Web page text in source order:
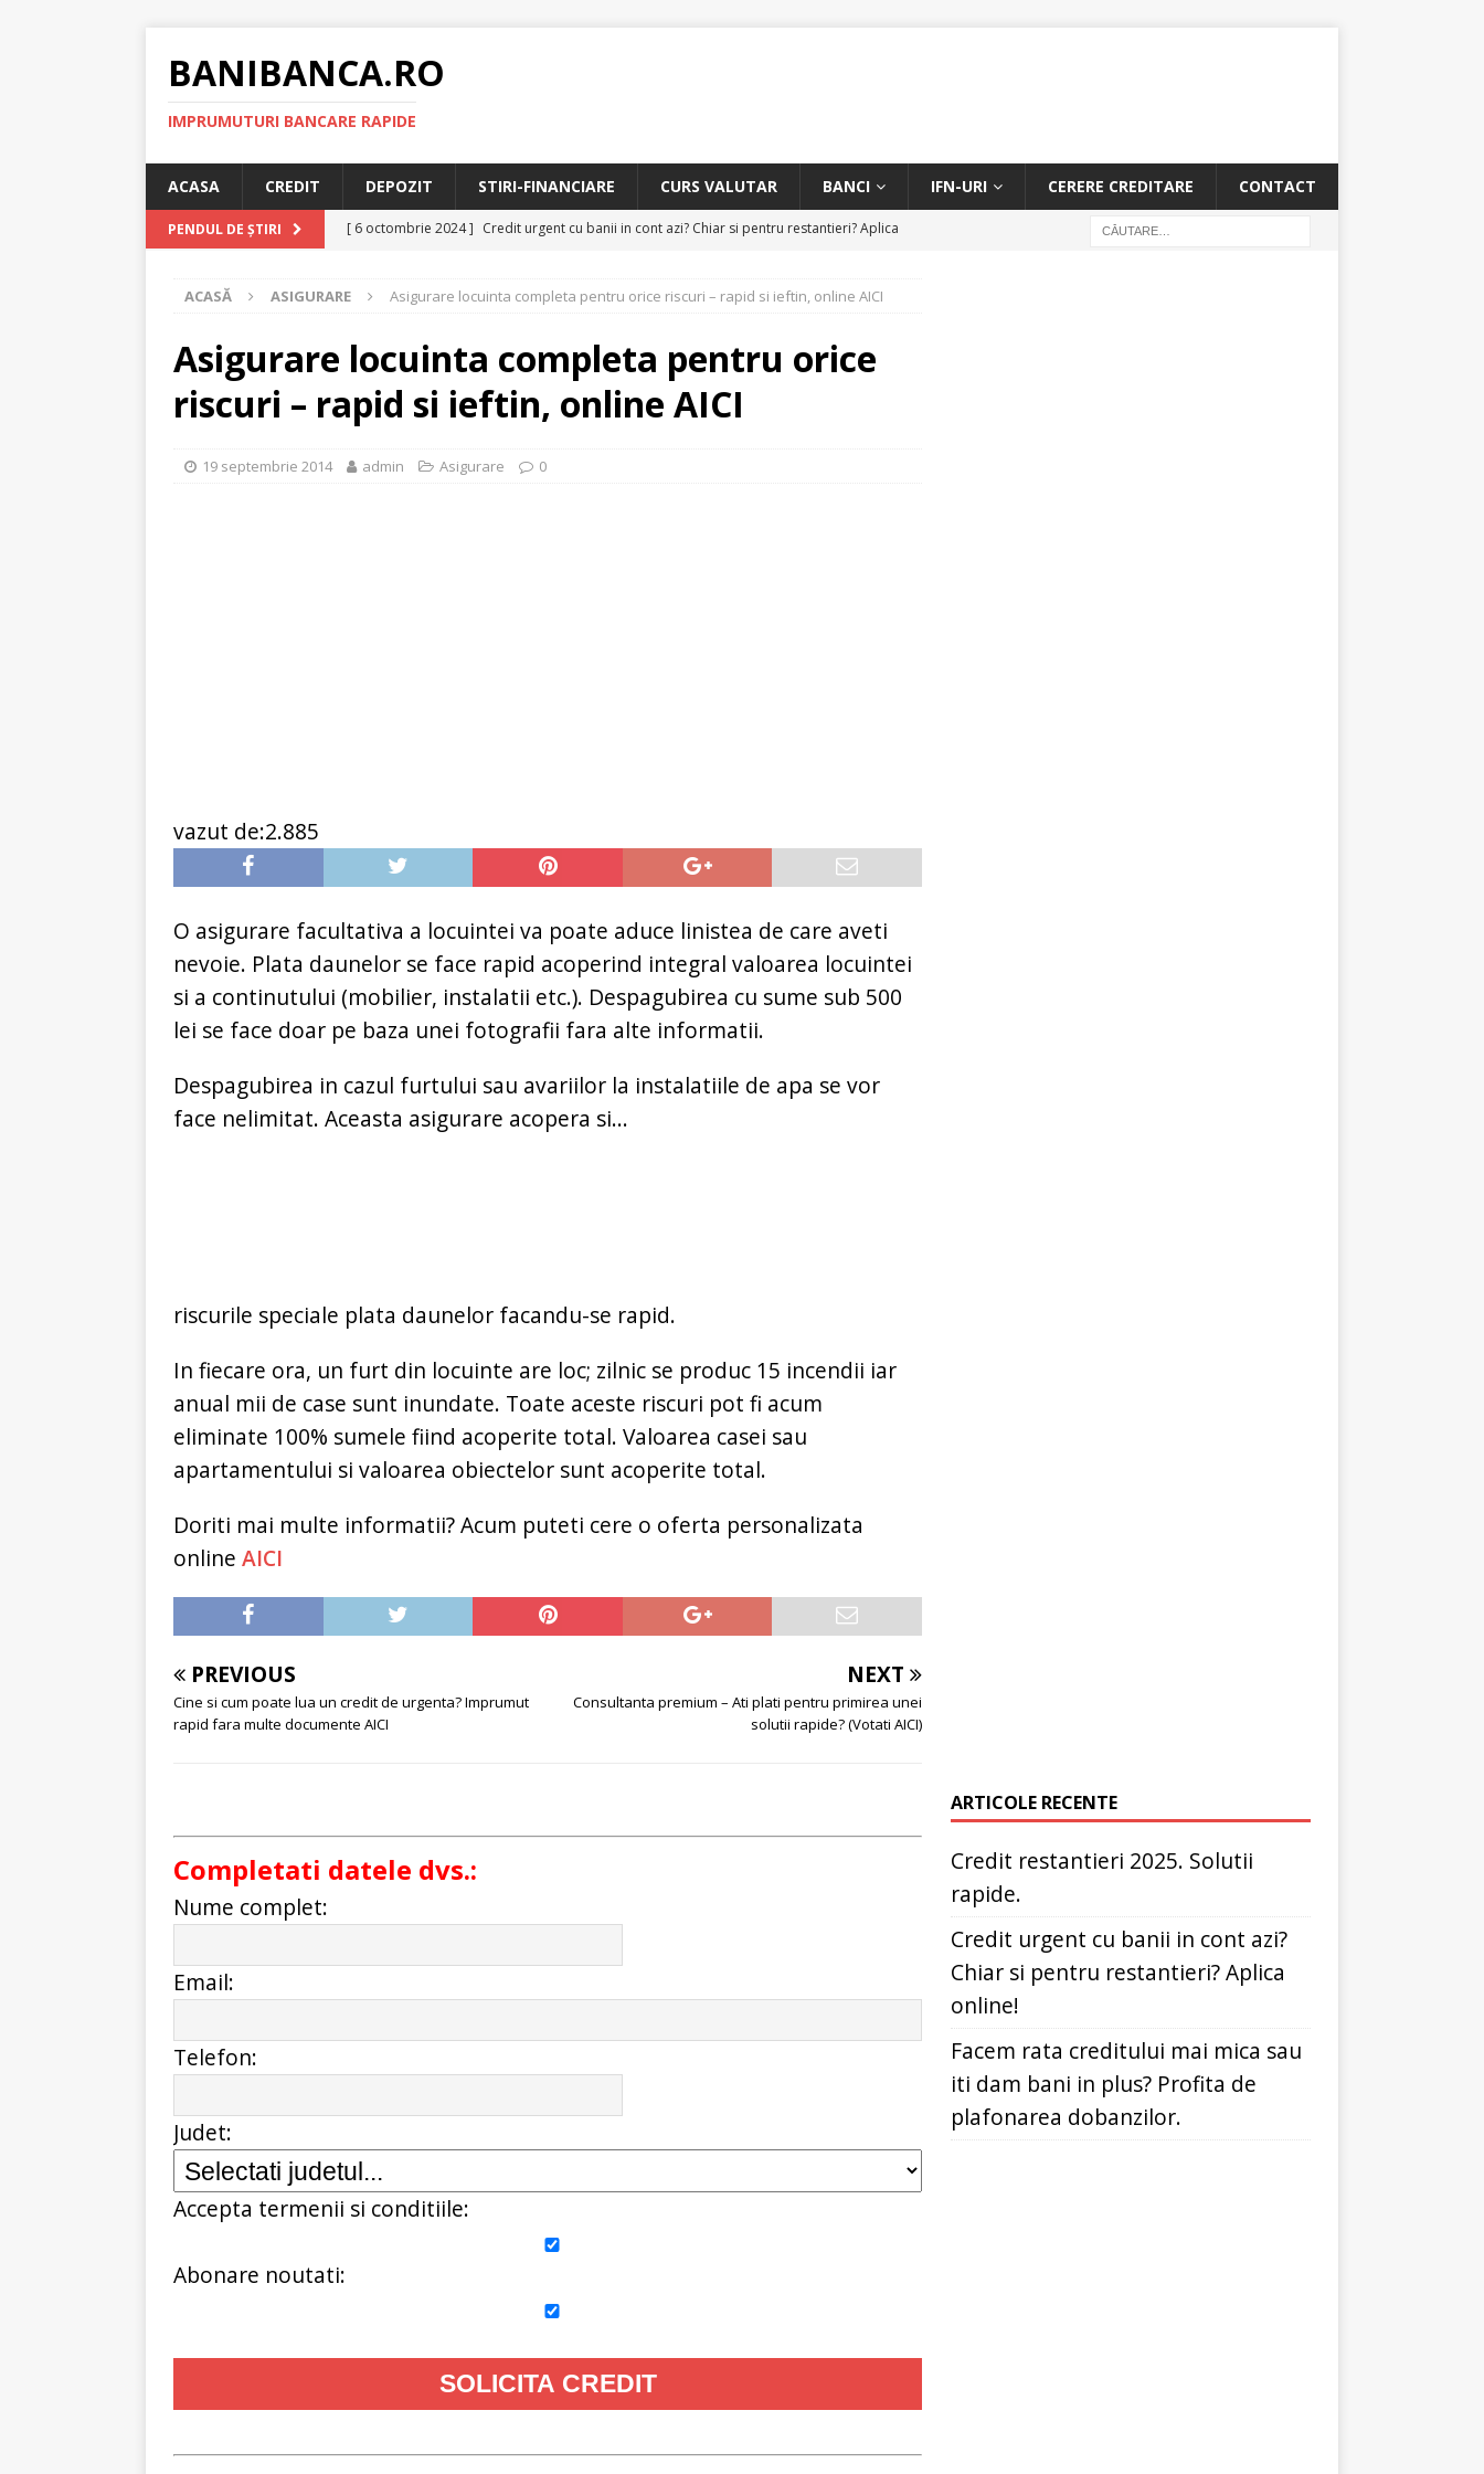
BANIBANCA.RO
IMPRUMUTURI BANCARE RAPIDE
ACASA CREDIT DEPOZIT STIRI-FINANCIARE CURS VALUTAR BANCI IFN-URI CERERE CREDITARE CONTACT
PENDUL DE ȘTIRI [ 6 octombrie 2024 ] Credit urgent cu banii in cont azi? Chiar si pentru restantieri? Aplica
[ 8 septembrie 2024 ] Facem rata creditului mai mica sau iti dam bani in plus? Profita de
plafonarea dobanzilor.
CREDIT RAPID
[ 11 august 2024 ] Creditarea restantierilor si imbunatatirea scorului financiar
CREDIT
RAPID
ACASĂ ASIGURARE Asigurare locuinta completa pentru orice riscuri – rapid si ieftin, online AICI
Asigurare locuinta completa pentru orice
riscuri – rapid si ieftin, online AICI
19 septembrie 2014 admin Asigurare 0
vazut de:2.885
O asigurare facultativa a locuintei va poate aduce linistea de care aveti
nevoie. Plata daunelor se face rapid acoperind integral valoarea locuintei
si a continutului (mobilier, instalatii etc.). Despagubirea cu sume sub 500
lei se face doar pe baza unei fotografii fara alte informatii.
Despagubirea in cazul furtului sau avariilor la instalatiile de apa se vor
face nelimitat. Aceasta asigurare acopera si...
riscurile speciale plata daunelor facandu-se rapid.
In fiecare ora, un furt din locuinte are loc; zilnic se produc 15 incendii iar
anual mii de case sunt inundate. Toate aceste riscuri pot fi acum
eliminate 100% sumele fiind acoperite total. Valoarea casei sau
apartamentului si valoarea obiectelor sunt acoperite total.
Doriti mai multe informatii? Acum puteti cere o oferta personalizata
online AICI
PREVIOUS
Cine si cum poate lua un credit de urgenta? Imprumut
rapid fara multe documente AICI
NEXT
Consultanta premium – Ati plati pentru primirea unei
solutii rapide? (Votati AICI)
Completati datele dvs.:
Nume complet:
Email:
Telefon:
Judet:
Accepta termenii si conditiile:
Abonare noutati:
ARTICOLE RECENTE
Credit restantieri 2025. Solutii
rapide.
Credit urgent cu banii in cont azi?
Chiar si pentru restantieri? Aplica
online!
Facem rata creditului mai mica sau
iti dam bani in plus? Profita de
plafonarea dobanzilor.